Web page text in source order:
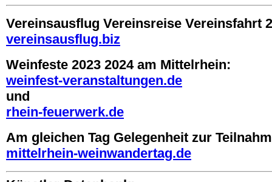
Vereinsausflug Vereinsreise Vereinsfahrt
vereinsausflug.biz
Weinfeste 2023 2024 am Mittelrhein:
weinfest-veranstaltungen.de
und
rhein-feuerwerk.de
Am gleichen Tag Gelegenheit zur
mittelrhein-weinwandertag.de